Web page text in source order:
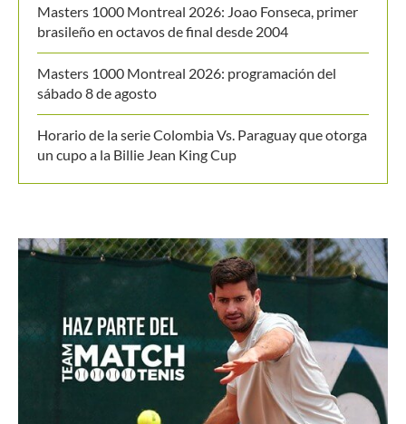
Masters 1000 Montreal 2026: Joao Fonseca, primer
brasileño en octavos de final desde 2004
Masters 1000 Montreal 2026: programación del
sábado 8 de agosto
Horario de la serie Colombia Vs. Paraguay que otorga